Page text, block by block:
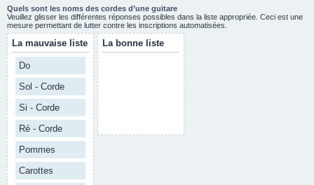
Quels sont les noms des cordes d’une guitare
Veuillez glisser les différentes réponses possibles dans la liste appropriée. Ceci est une
mesure permettant de lutter contre les inscriptions automatisées.
La mauvaise liste
Do
Sol - Corde
Si - Corde
Ré - Corde
Pommes
Carottes
La bonne liste